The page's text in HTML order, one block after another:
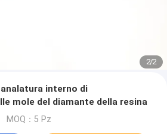
2/2
interno di
mole del diamante della resina
MOQ：5 Pz